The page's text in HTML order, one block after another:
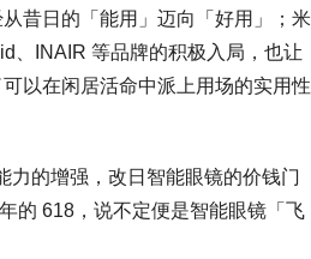
昔日的「能用」迈向「好用」；米
、INAIR 等品牌的积极入局，也让
以在闲居活命中派上用场的实用性
力的增强，改日智能眼镜的价钱门
的 618，说不定便是智能眼镜「飞